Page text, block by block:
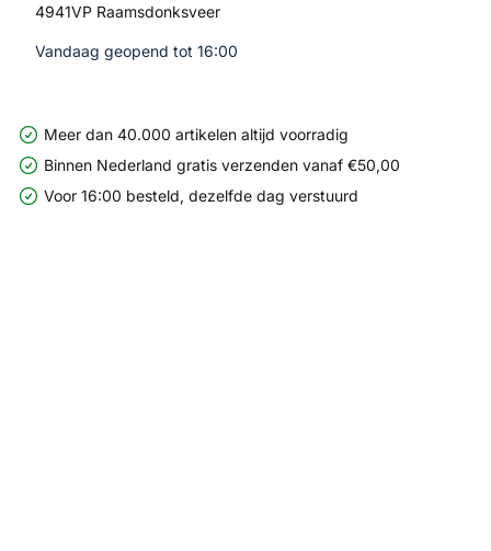
4941VP Raamsdonksveer
Vandaag geopend tot 16:00
Meer dan 40.000 artikelen altijd voorradig
Binnen Nederland gratis verzenden vanaf €50,00
Voor 16:00 besteld, dezelfde dag verstuurd